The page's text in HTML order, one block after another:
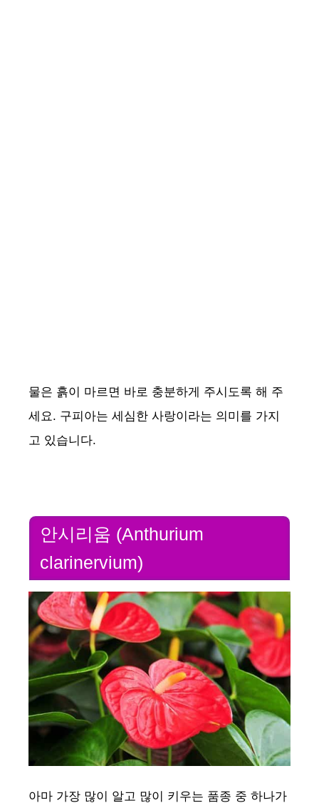
물은 흙이 마르면 바로 충분하게 주시도록 해 주
세요. 구피아는 세심한 사랑이라는 의미를 가지
고 있습니다.
안시리움 (Anthurium
clarinervium)
아마 가장 많이 알고 많이 키우는 품종 중 하나가